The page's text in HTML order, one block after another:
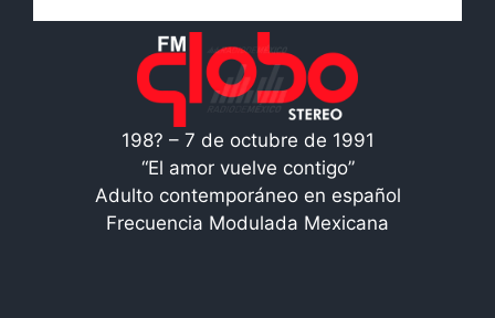
198? – 7 de octubre de 1991
“El amor vuelve contigo”
Adulto contemporáneo en español
Frecuencia Modulada Mexicana